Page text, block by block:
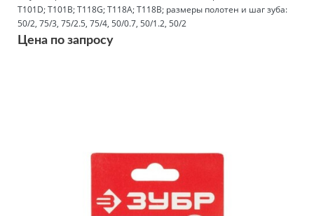
T101D; T101B; T118G; T118A; T118B; размеры полотен и шаг зуба:
50/2, 75/3, 75/2.5, 75/4, 50/0.7, 50/1.2, 50/2
Цена по запросу